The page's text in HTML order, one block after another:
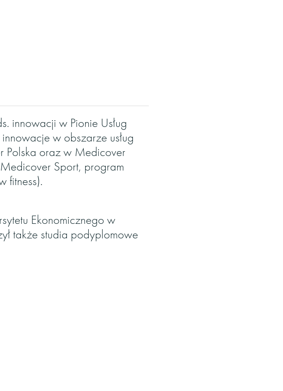
innowacji w Pionie Usług
w obszarze usług
Polska oraz w Medicover
Sport, program
fitness).
Ekonomicznego w
także studia podyplomowe